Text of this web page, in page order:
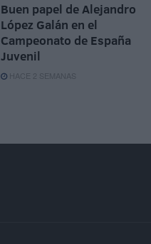
Buen papel de Alejandro
López Galán en el
Campeonato de España
Juvenil
HACE 2 SEMANAS